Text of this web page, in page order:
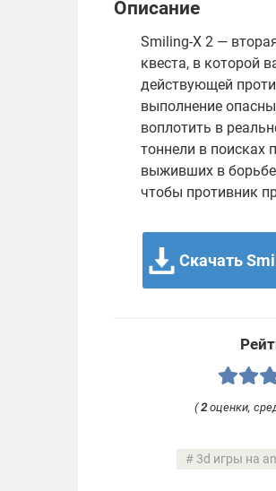
Описание
Smiling-X 2 —
квеста, в которой
действующей
выполнение
воплотить в
тоннели в поисках
выживших в
чтобы противник
Скачать
(2оценки,
3d игры на